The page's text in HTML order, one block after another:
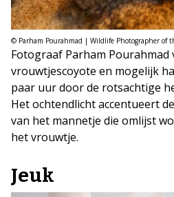
© Parham Pourahmad | Wildlife Photographer of
Fotograaf Parham Pourahmad
vrouwtjescoyote en mogelijk
paar uur door de rotsachtige
Het ochtendlicht accentueert
van het mannetje die omlijst
het vrouwtje.
Jeuk